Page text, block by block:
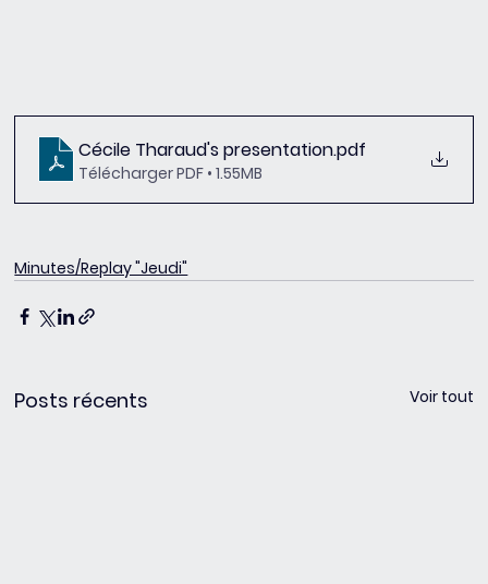
Cécile Tharaud's presentation.pdf
Télécharger PDF • 1.55MB
Minutes/Replay "Jeudi"
Posts récents Voir tout